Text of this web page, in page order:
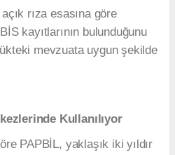
rıza esasına göre
kayıtlarının bulunduğunu
mevzuata uygun şekilde
Kullanılıyor
PAPBİL, yaklaşık iki yıldır